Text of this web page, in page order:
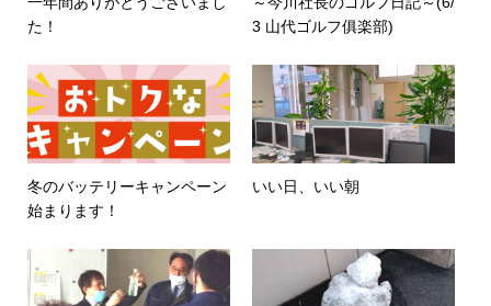
た！
3 山代ゴルフ俱楽部)
冬のバッテリーキャンペーン
始まります！
いい日、いい朝